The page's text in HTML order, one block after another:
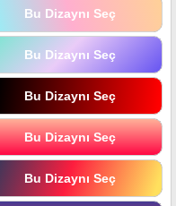
Bu Dizaynı Seç
Bu Dizaynı Seç
Bu Dizaynı Seç
Bu Dizaynı Seç
Bu Dizaynı Seç